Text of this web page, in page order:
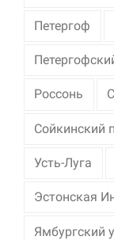
Петергоф
Россонь
Сойкинский
Усть-Луга
Эстонская
Ямбургский